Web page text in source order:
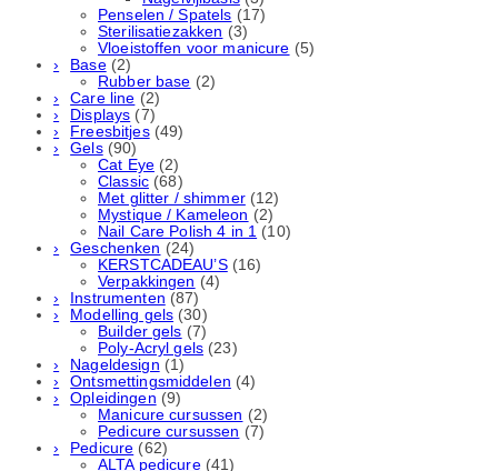
Penselen / Spatels (17)
Sterilisatiezakken (3)
Vloeistoffen voor manicure (5)
Base (2)
Rubber basе (2)
Care line (2)
Displays (7)
Freesbitjes (49)
Gels (90)
Cat Eye (2)
Classic (68)
Met glitter / shimmer (12)
Mystique / Kameleon (2)
Nail Care Polish 4 in 1 (10)
Geschenken (24)
KERSTCADEAU’S (16)
Verpakkingen (4)
Instrumenten (87)
Modelling gels (30)
Builder gels (7)
Poly-Acryl gels (23)
Nageldesign (1)
Ontsmettingsmiddelen (4)
Opleidingen (9)
Manicure cursussen (2)
Pedicure cursussen (7)
Pedicure (62)
ALTA pedicure (41)